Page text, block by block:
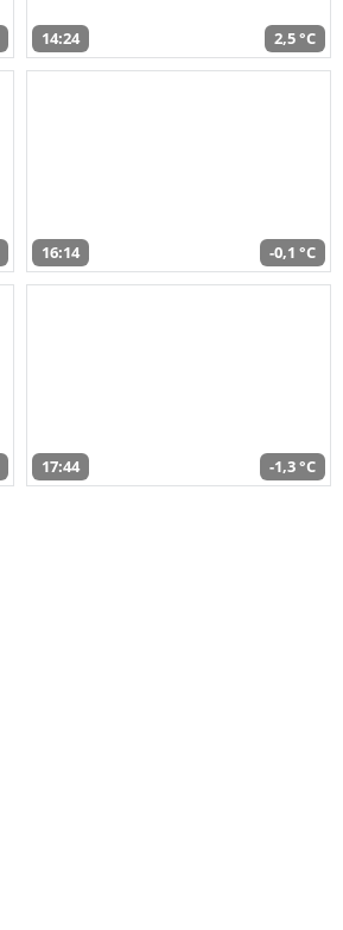
14:24 2,5 °C
16:14 -0,1 °C
17:44 -1,3 °C